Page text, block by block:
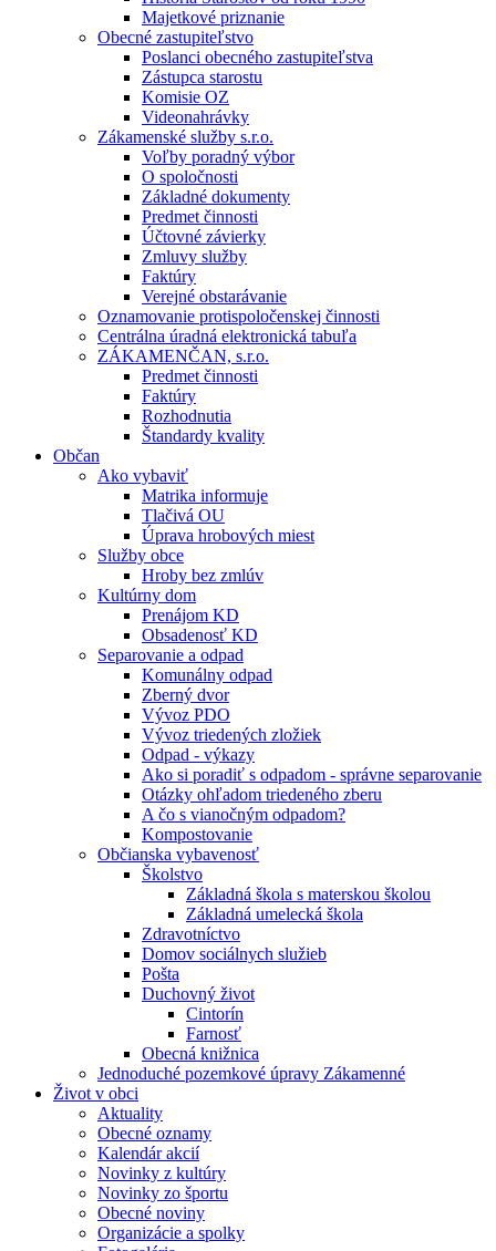
Majetkové priznanie
Obecné zastupiteľstvo
Poslanci obecného zastupiteľstva
Zástupca starostu
Komisie OZ
Videonahrávky
Zákamenské služby s.r.o.
Voľby poradný výbor
O spoločnosti
Základné dokumenty
Predmet činnosti
Účtovné závierky
Zmluvy služby
Faktúry
Verejné obstarávanie
Oznamovanie protispoločenskej činnosti
Centrálna úradná elektronická tabuľa
ZÁKAMENČAN, s.r.o.
Predmet činnosti
Faktúry
Rozhodnutia
Štandardy kvality
Občan
Ako vybaviť
Matrika informuje
Tlačivá OU
Úprava hrobových miest
Služby obce
Hroby bez zmlúv
Kultúrny dom
Prenájom KD
Obsadenosť KD
Separovanie a odpad
Komunálny odpad
Zberný dvor
Vývoz PDO
Vývoz triedených zložiek
Odpad - výkazy
Ako si poradiť s odpadom - správne separovanie
Otázky ohľadom triedeného zberu
A čo s vianočným odpadom?
Kompostovanie
Občianska vybavenosť
Školstvo
Základná škola s materskou školou
Základná umelecká škola
Zdravotníctvo
Domov sociálnych služieb
Pošta
Duchovný život
Cintorín
Farnosť
Obecná knižnica
Jednoduché pozemkové úpravy Zákamenné
Život v obci
Aktuality
Obecné oznamy
Kalendár akcií
Novinky z kultúry
Novinky zo športu
Obecné noviny
Organizácie a spolky